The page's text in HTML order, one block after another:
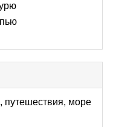
путешествия, море